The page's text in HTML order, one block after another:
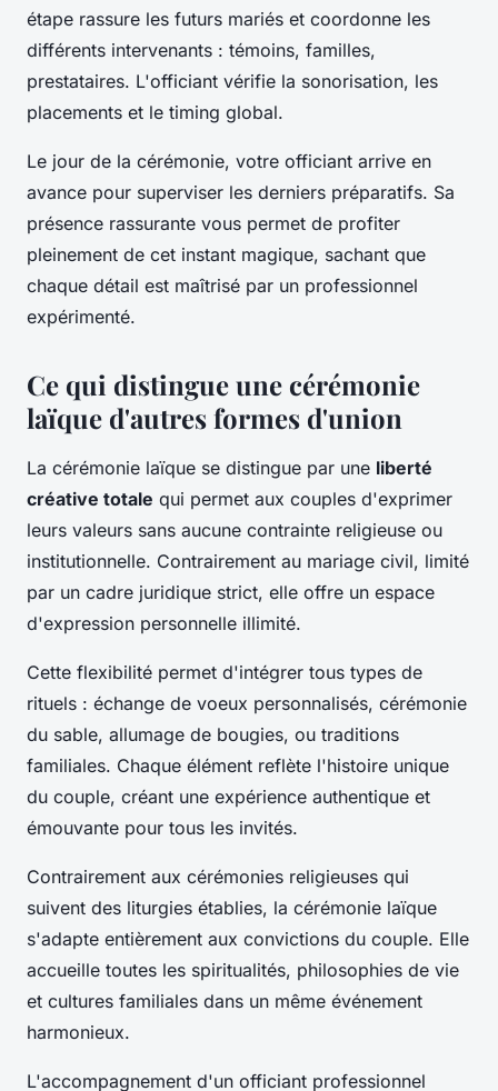
étape rassure les futurs mariés et coordonne les
différents intervenants : témoins, familles,
prestataires. L'officiant vérifie la sonorisation, les
placements et le timing global.
Le jour de la cérémonie, votre officiant arrive en
avance pour superviser les derniers préparatifs. Sa
présence rassurante vous permet de profiter
pleinement de cet instant magique, sachant que
chaque détail est maîtrisé par un professionnel
expérimenté.
Ce qui distingue une cérémonie
laïque d'autres formes d'union
La cérémonie laïque se distingue par une liberté
créative totale qui permet aux couples d'exprimer
leurs valeurs sans aucune contrainte religieuse ou
institutionnelle. Contrairement au mariage civil, limité
par un cadre juridique strict, elle offre un espace
d'expression personnelle illimité.
Cette flexibilité permet d'intégrer tous types de
rituels : échange de voeux personnalisés, cérémonie
du sable, allumage de bougies, ou traditions
familiales. Chaque élément reflète l'histoire unique
du couple, créant une expérience authentique et
émouvante pour tous les invités.
Contrairement aux cérémonies religieuses qui
suivent des liturgies établies, la cérémonie laïque
s'adapte entièrement aux convictions du couple. Elle
accueille toutes les spiritualités, philosophies de vie
et cultures familiales dans un même événement
harmonieux.
L'accompagnement d'un officiant professionnel